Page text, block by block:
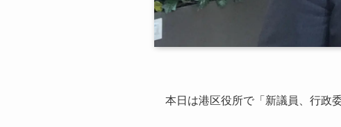
本日は港区役所で「新議員、行政